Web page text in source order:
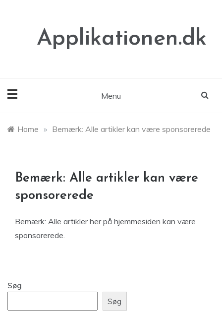
Applikationen.dk
Menu
Home » Bemærk: Alle artikler kan være sponsorerede
Bemærk: Alle artikler kan være
sponsorerede
Bemærk: Alle artikler her på hjemmesiden kan være
sponsorerede.
Søg
Søg